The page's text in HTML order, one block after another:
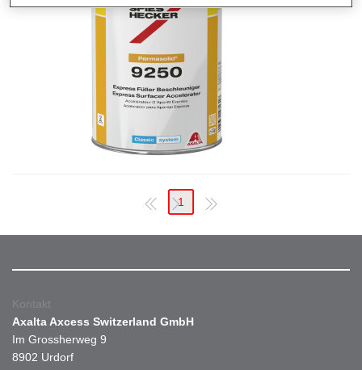
1
Kontakt
Axalta Axcess Switzerland GmbH
Im Grossherweg 9
8902 Urdorf